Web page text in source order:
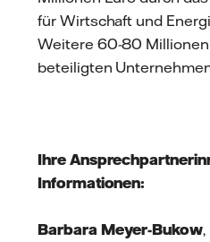
für Wirtschaft und
Weitere 60-80
beteiligten
Ihre
Informationen:
Barbara Meyer-Bukow,